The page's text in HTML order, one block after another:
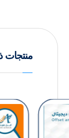
منتجات